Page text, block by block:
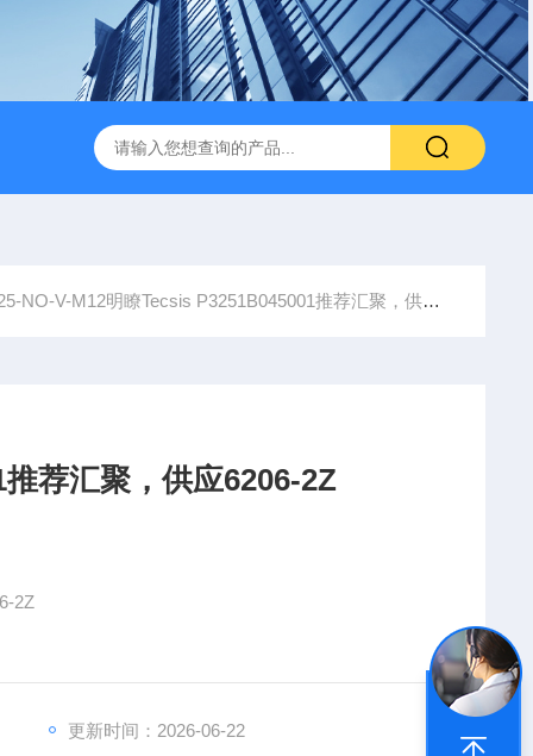
1 ID:281875 A-NR:417291 原装供应美国Parker
NO-V-M12明瞭Tecsis P3251B045001推荐汇聚，供应6206-2Z
荐汇聚，供应6206-2Z
2Z
更新时间：2026-06-22